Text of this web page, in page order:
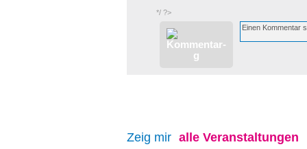
*/ ?>
Zeig mir alle Veranstaltungen